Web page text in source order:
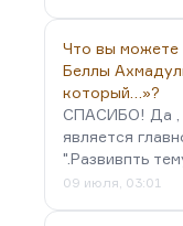
Что вы можете
Беллы
который…»?
СПАСИБО! Да ,
является
".Развивпть
09 июля, 03:01